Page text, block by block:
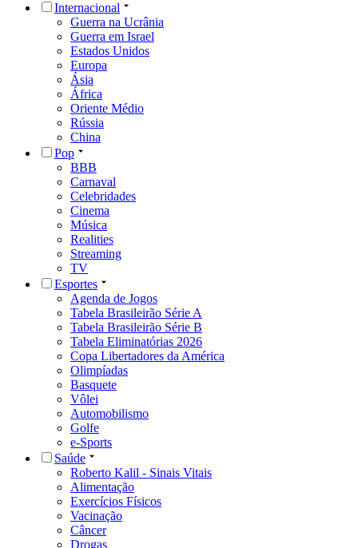
Internacional
Guerra na Ucrânia
Guerra em Israel
Estados Unidos
Europa
Ásia
África
Oriente Médio
Rússia
China
Pop
BBB
Carnaval
Celebridades
Cinema
Música
Realities
Streaming
TV
Esportes
Agenda de Jogos
Tabela Brasileirão Série A
Tabela Brasileirão Série B
Tabela Eliminatórias 2026
Copa Libertadores da América
Olimpíadas
Basquete
Vôlei
Automobilismo
Golfe
e-Sports
Saúde
Roberto Kalil - Sinais Vitais
Alimentação
Exercícios Físicos
Vacinação
Câncer
Drogas